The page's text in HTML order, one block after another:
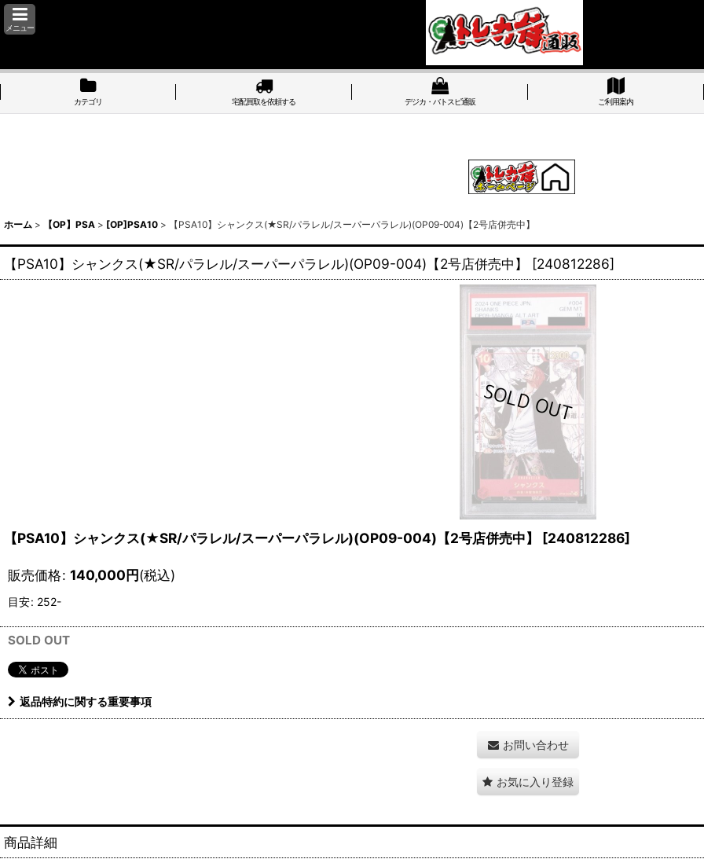
メニュー
カテゴリ 宅配買取を依頼する デジカ・バトスピ通販 ご利用案内
ホーム > 【OP】PSA > [OP]PSA10 > 【PSA10】シャンクス(★SR/パラレル/スーパーパラレル)(OP09-004)【2号店併売中】
【PSA10】シャンクス(★SR/パラレル/スーパーパラレル)(OP09-004)【2号店併売中】 [240812286]
【PSA10】シャンクス(★SR/パラレル/スーパーパラレル)(OP09-004)【2号店併売中】 [240812286]
販売価格: 140,000円(税込)
目安: 252-
SOLD OUT
返品特約に関する重要事項
お問い合わせ
お気に入り登録
商品詳細